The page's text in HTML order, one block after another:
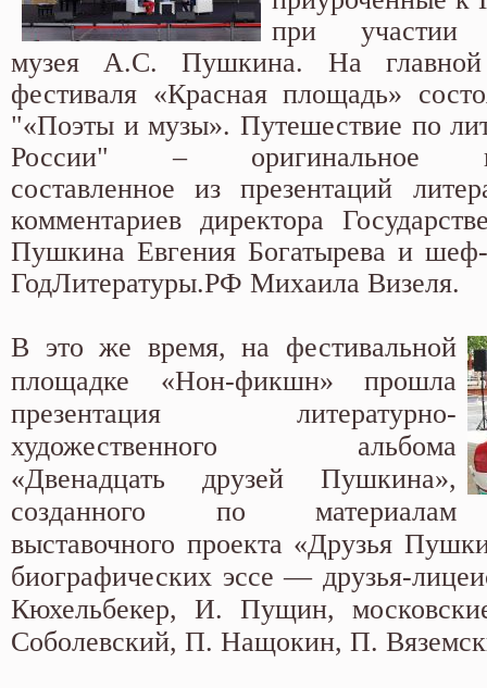
при участии
музея А.С. Пушкина. На главной
фестиваля «Красная площадь»
"«Поэты и музы». Путешествие по
России" – оригинальное
составленное из презентаций
комментариев директора
Пушкина Евгения Богатырева и шеф-
ГодЛитературы.РФ Михаила Визеля.
В это же время, на фестивальной
площадке «Нон-фикшн» прошла
презентация литературно-
художественного альбома
«Двенадцать друзей Пушкина»,
созданного по материалам
выставочного проекта «Друзья
биографических эссе — друзья-
Кюхельбекер, И. Пущин,
Соболевский, П. Нащокин, П.